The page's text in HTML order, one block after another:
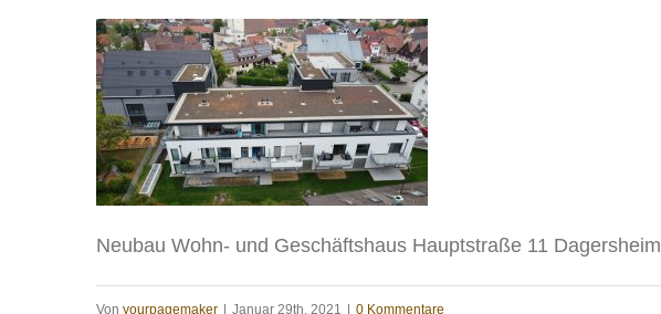
Neubau Wohn- und Geschäftshaus Hauptstraße 11 Dagersheim
Von yourpagemaker Januar 29th, 2021 0 Kommentare